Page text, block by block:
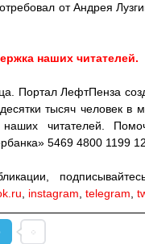
от Андрея
наших читателей.
Портал ЛефтПенза
тысяч человек в
читателей.
5469 4800 1199
instagram telegram